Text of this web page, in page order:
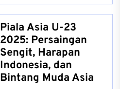
Piala Asia U-23
2025: Persaingan
Sengit, Harapan
Indonesia, dan
Bintang Muda Asia